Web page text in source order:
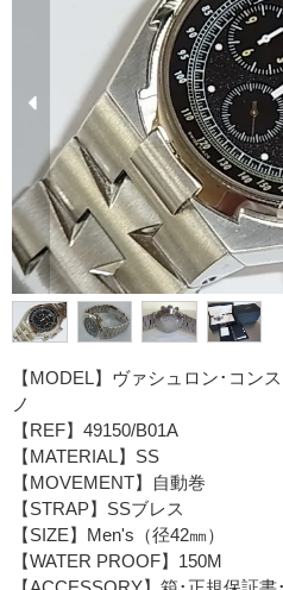
【MODEL】ヴァシュロン･コン
ノ
【REF】49150/B01A
【MATERIAL】SS
【MOVEMENT】自動巻
【STRAP】SSブレス
【SIZE】Men's（径42㎜）
【WATER PROOF】150M